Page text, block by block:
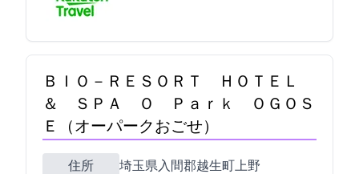
ＢＩＯ－ＲＥＳＯＲＴ ＨＯＴＥＬ
＆ ＳＰＡ Ｏ Ｐａｒｋ ＯＧＯＳ
Ｅ（オーパークおごせ）
住所
埼玉県入間郡越生町上野3083-1